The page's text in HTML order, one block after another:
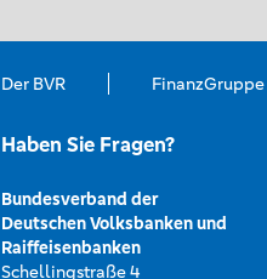
Der BVR FinanzGruppe
Haben Sie Fragen?
Bundesverband der
Deutschen Volksbanken und
Raiffeisenbanken
Schellingstraße 4